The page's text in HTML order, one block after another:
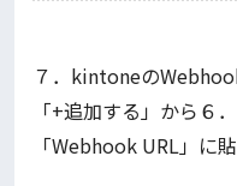
７．kintoneの
「+追加する」から６
「Webhook URL」に